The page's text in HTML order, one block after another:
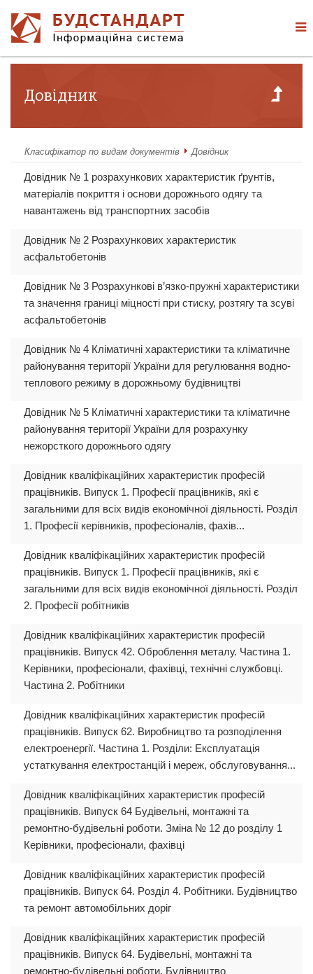
Довідник
Класифікатор по видам документів Довідник
Довідник № 1 розрахункових характеристик ґрунтів,
матеріалів покриття і основи дорожнього одягу та
навантажень від транспортних засобів
Довідник № 2 Розрахункових характеристик
асфальтобетонів
Довідник № 3 Розрахункові в’язко-пружні характеристики
та значення границі міцності при стиску, розтягу та зсуві
асфальтобетонів
Довідник № 4 Кліматичні характеристики та кліматичне
районування території України для регулювання водно-
теплового режиму в дорожньому будівництві
Довідник № 5 Кліматичні характеристики та кліматичне
районування території України для розрахунку
нежорсткого дорожнього одягу
Довідник кваліфікаційних характеристик професій
працівників. Випуск 1. Професії працівників, які є
загальними для всіх видів економічної діяльності. Розділ
1. Професії керівників, професіоналів, фахів...
Довідник кваліфікаційних характеристик професій
працівників. Випуск 1. Професії працівників, які є
загальними для всіх видів економічної діяльності. Розділ
2. Професії робітників
Довідник кваліфікаційних характеристик професій
працівників. Випуск 42. Оброблення металу. Частина 1.
Керівники, професіонали, фахівці, технічні службовці.
Частина 2. Робітники
Довідник кваліфікаційних характеристик професій
працівників. Випуск 62. Виробництво та розподілення
електроенергії. Частина 1. Розділи: Експлуатація
устаткування електростанцій і мереж, обслуговування...
Довідник кваліфікаційних характеристик професій
працівників. Випуск 64 Будівельні, монтажні та
ремонтно-будівельні роботи. Зміна № 12 до розділу 1
Керівники, професіонали, фахівці
Довідник кваліфікаційних характеристик професій
працівників. Випуск 64. Poзділ 4. Poбітники. Будівництво
та ремонт автомобільних доріг
Довідник кваліфікаційних характеристик професій
працівників. Випуск 64. Будівельні, монтажні та
ремонтно-будівельні роботи. Будівництво